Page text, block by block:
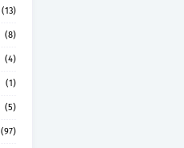
(13)
(8)
(4)
(1)
(5)
(97)